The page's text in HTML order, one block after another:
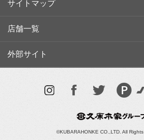
サイトマップ
店舗一覧
外部サイト
©KUBARAHONKE CO.,LTD. All